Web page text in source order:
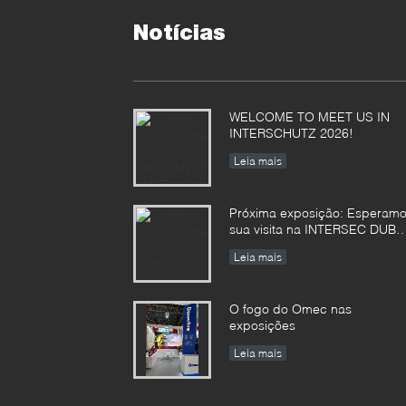
Notícias
WELCOME TO MEET US IN
INTERSCHUTZ 2026!
Leia mais
Próxima exposição:
sua visita na INTERSEC
Leia mais
O fogo do Omec nas
exposições
Leia mais